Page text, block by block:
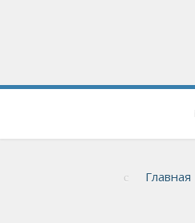
Главная